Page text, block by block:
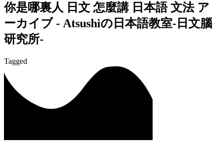
你是哪裏人 日文 怎麼講 日本語 文法 ア
ーカイブ - Atsushiの日本語教室-日文腦
研究所-
Tagged